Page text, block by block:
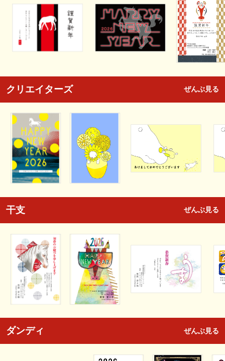
クリエイターズ ぜんぶ見る
干支 ぜんぶ見る
ダンディ ぜんぶ見る